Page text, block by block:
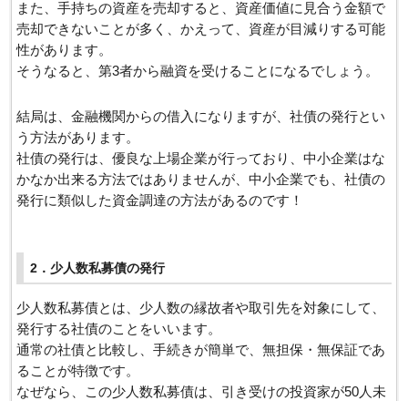
また、手持ちの資産を売却すると、資産価値に見合う金額で
売却できないことが多く、かえって、資産が目減りする可能
性があります。
そうなると、第3者から融資を受けることになるでしょう。
結局は、金融機関からの借入になりますが、社債の発行とい
う方法があります。
社債の発行は、優良な上場企業が行っており、中小企業はな
かなか出来る方法ではありませんが、中小企業でも、社債の
発行に類似した資金調達の方法があるのです！
2．少人数私募債の発行
少人数私募債とは、少人数の縁故者や取引先を対象にして、
発行する社債のことをいいます。
通常の社債と比較し、手続きが簡単で、無担保・無保証であ
ることが特徴です。
なぜなら、この少人数私募債は、引き受けの投資家が50人未